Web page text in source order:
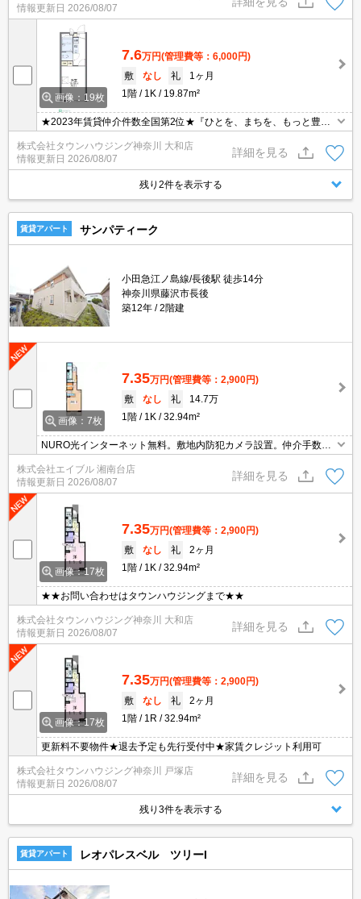
情報更新日 2026/08/07
画像：19枚
7.6万円(管理費等：6,000円)
敷
なし 礼
1ヶ月
1階
1K 19.87m²
★2023年賃貸仲介件数全国第2位★『ひとを、まちを、もっと豊か
に。』
株式会社タウンハウジング神奈川 大和店
情報更新日 2026/08/07
詳細を見る
残り2件を表示する
賃貸アパート サンパティーク
小田急江ノ島線/長後駅 徒歩14分
神奈川県藤沢市長後
築12年
2階建
画像：7枚
7.35万円(管理費等：2,900円)
敷
なし 礼
14.7万
1階
1K 32.94m²
NURO光インターネット無料。敷地内防犯カメラ設置。仲介手数料
家賃の0.55ヵ月分。南向きの角部屋。オンライン対応相談可。経済
的な都市ガス使用。安心の24時間管理。詳細はお問い合わせくださ
い。
株式会社エイブル 湘南台店
情報更新日 2026/08/07
詳細を見る
画像：17枚
7.35万円(管理費等：2,900円)
敷
なし 礼
2ヶ月
1階
1K 32.94m²
★★お問い合わせはタウンハウジングまで★★
株式会社タウンハウジング神奈川 大和店
情報更新日 2026/08/07
詳細を見る
画像：17枚
7.35万円(管理費等：2,900円)
敷
なし 礼
2ヶ月
1階
1R 32.94m²
更新料不要物件★退去予定も先行受付中★家賃クレジット利用可
株式会社タウンハウジング神奈川 戸塚店
情報更新日 2026/08/07
詳細を見る
残り3件を表示する
賃貸アパート レオパレスベル ツリーI